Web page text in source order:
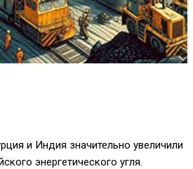
и Индия значительно увеличили
энергетического угля.